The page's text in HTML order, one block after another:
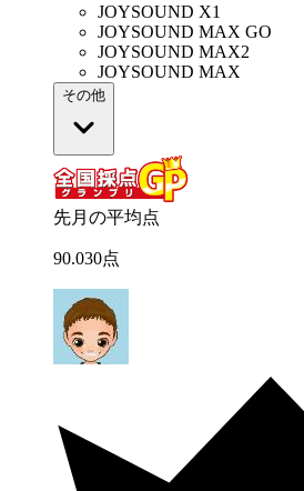
JOYSOUND X1
JOYSOUND MAX GO
JOYSOUND MAX2
JOYSOUND MAX
その他
先月の平均点
90.030点